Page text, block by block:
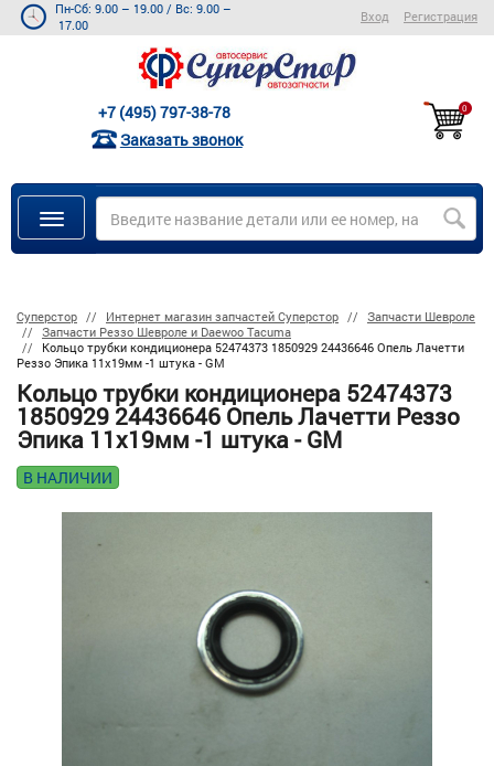
Пн-Сб: 9.00 – 19.00 / Вс: 9.00 –
17.00
Вход Регистрация
+7 (495) 797-38-78
Заказать звонок
0
Суперстор Интернет магазин запчастей Суперстор
Запчасти Шевроле
Запчасти Реззо Шевроле и Daewoo Tacuma
Кольцо трубки кондиционера 52474373 1850929 24436646 Опель Лачетти
Реззо Эпика 11х19мм -1 штука - GM
Кольцо трубки кондиционера 52474373
1850929 24436646 Опель Лачетти Реззо
Эпика 11х19мм -1 штука - GM
В НАЛИЧИИ